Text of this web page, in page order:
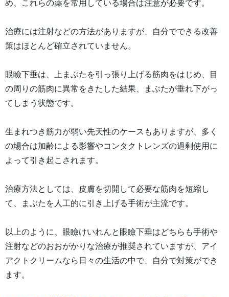
め、これらの薬を常用している場合は注意が必要です。
治療には注射などの方法がありますが、自分でできる改善
策はほとんど確立されていません。
眼瞼下垂は、上まぶたを引っ張り上げる筋肉をはじめ、目
の周りの筋肉に異常をきたした結果、まぶたが垂れ下がっ
てしまう状態です。
生まれつき筋力が弱い先天性のケースもありますが、多く
の場合は加齢による影響やコンタクトレンズの過剰使用に
よって引き起こされます。
治療方法としては、皮膚を切開して必要な筋肉を短縮し
て、まぶたを人工的に引き上げる手術が主流です。
以上のように、眼瞼けいれんと眼瞼下垂はどちらも手術や
注射などのおおがかりな治療が推奨されていますが、アイ
アクトクリームなら日々の生活の中で、自分で対策ができ
ます。